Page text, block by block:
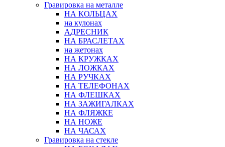
Гравировка на металле
НА КОЛЬЦАХ
на кулонах
АДРЕСНИК
НА БРАСЛЕТАХ
на жетонах
НА КРУЖКАХ
НА ЛОЖКАХ
НА РУЧКАХ
НА ТЕЛЕФОНАХ
НА ФЛЕШКАХ
НА ЗАЖИГАЛКАХ
НА ФЛЯЖКЕ
НА НОЖЕ
НА ЧАСАХ
Гравировка на стекле